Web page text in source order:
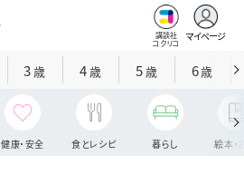
講談社
コクリコ
マイページ
3歳 4歳 5歳 6歳
健康・安全 食とレシピ 暮らし 絵本・